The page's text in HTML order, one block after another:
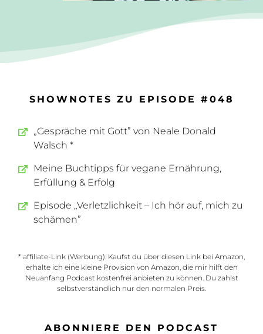
SHOWNOTES ZU EPISODE #048
„Gespräche mit Gott” von Neale Donald
Walsch *
Meine Buchtipps für vegane Ernährung,
Erfüllung & Erfolg
Episode „Verletzlichkeit – Ich hör auf, mich zu
schämen”
* affiliate-Link (Werbung): Kaufst du über diesen Link bei Amazon,
erhalte ich eine kleine Provision von Amazon, die mir hilft den
Neuanfang Podcast kostenfrei anbieten zu können. Du zahlst
selbstverständlich nur den normalen Preis.
ABONNIERE DEN PODCAST